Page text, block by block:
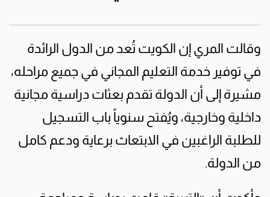
وقالت المري إن الكويت تُعد من الدول الرائدة
في توفير خدمة التعليم المجاني في جميع مراحله،
مشيرة إلى أن الدولة تقدم بعثات دراسية مجانية
داخلية وخارجية، ويُفتح سنوياً باب التسجيل
للطلبة الراغبين في الابتعاث برعاية ودعم كامل
من الدولة.